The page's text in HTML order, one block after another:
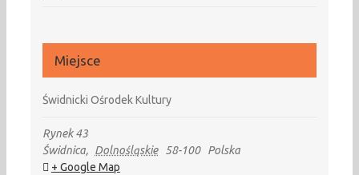
Miejsce
Świdnicki Ośrodek Kultury
Rynek 43
Świdnica, Dolnośląskie 58-100
Polska
+ Google Map